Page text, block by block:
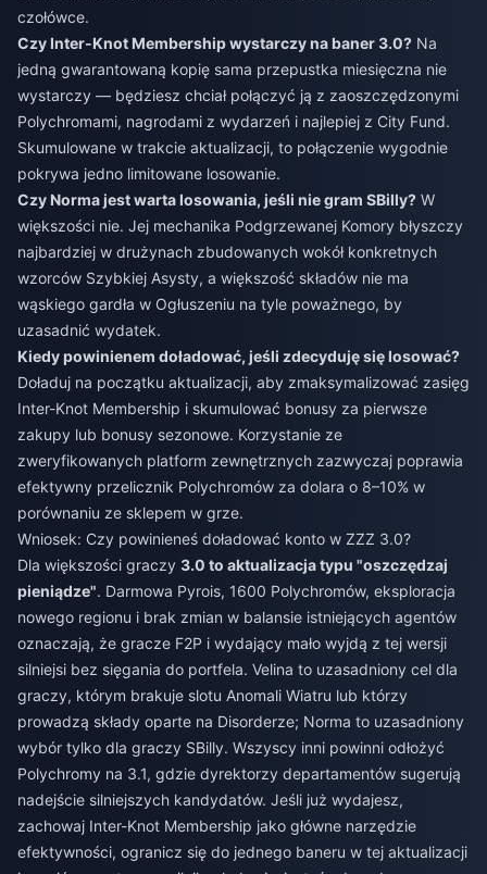
czołówce.
Czy Inter-Knot Membership wystarczy na baner 3.0? Na
jedną gwarantowaną kopię sama przepustka miesięczna nie
wystarczy — będziesz chciał połączyć ją z zaoszczędzonymi
Polychromami, nagrodami z wydarzeń i najlepiej z City Fund.
Skumulowane w trakcie aktualizacji, to połączenie wygodnie
pokrywa jedno limitowane losowanie.
Czy Norma jest warta losowania, jeśli nie gram SBilly? W
większości nie. Jej mechanika Podgrzewanej Komory błyszczy
najbardziej w drużynach zbudowanych wokół konkretnych
wzorców Szybkiej Asysty, a większość składów nie ma
wąskiego gardła w Ogłuszeniu na tyle poważnego, by
uzasadnić wydatek.
Kiedy powinienem doładować, jeśli zdecyduję się losować?
Doładuj na początku aktualizacji, aby zmaksymalizować zasięg
Inter-Knot Membership i skumulować bonusy za pierwsze
zakupy lub bonusy sezonowe. Korzystanie ze
zweryfikowanych platform zewnętrznych zazwyczaj poprawia
efektywny przelicznik Polychromów za dolara o 8–10% w
porównaniu ze sklepem w grze.
Wniosek: Czy powinieneś doładować konto w ZZZ 3.0?
Dla większości graczy 3.0 to aktualizacja typu "oszczędzaj
pieniądze". Darmowa Pyrois, 1600 Polychromów, eksploracja
nowego regionu i brak zmian w balansie istniejących agentów
oznaczają, że gracze F2P i wydający mało wyjdą z tej wersji
silniejsi bez sięgania do portfela. Velina to uzasadniony cel dla
graczy, którym brakuje slotu Anomali Wiatru lub którzy
prowadzą składy oparte na Disorderze; Norma to uzasadniony
wybór tylko dla graczy SBilly. Wszyscy inni powinni odłożyć
Polychromy na 3.1, gdzie dyrektorzy departamentów sugerują
nadejście silniejszych kandydatów. Jeśli już wydajesz,
zachowaj Inter-Knot Membership jako główne narzędzie
efektywności, ogranicz się do jednego baneru w tej aktualizacji